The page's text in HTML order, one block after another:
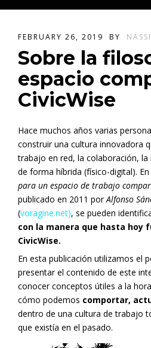
FEBRUARY 26, 2019 BY
Sobre la
espacio
CivicWise
Hace muchos años varias
construir una cultura innovadora
trabajo en red, la colaboración,
de forma híbrida (físico-digital).
para un espacio de trabajo
publicado en 2011 porAlfonso
(voragine.net), se pueden
con la manera que hasta hoy
CivicWise.
En esta publicación utilizamos el
presentar el contenido de este
conocer conceptos útiles a la
cómo podemos comportar,
dentro de una cultura de trabajo
que existía en el pasado.